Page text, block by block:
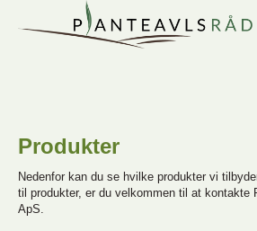
Produkter
Nedenfor kan du se hvilke produkter vi
til produkter, er du velkommen til at kontakte
ApS.